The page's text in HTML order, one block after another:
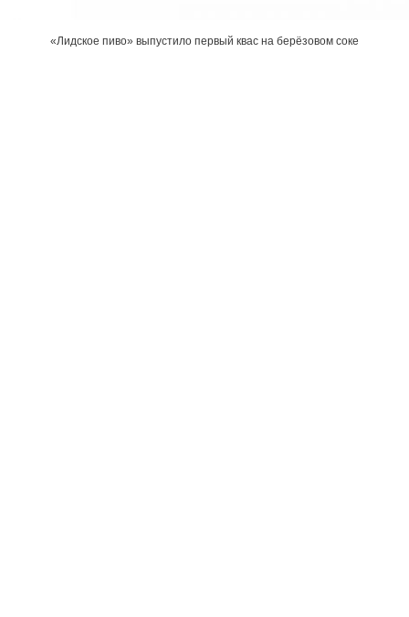
«Лидское пиво» выпустило первый квас на берёзовом соке